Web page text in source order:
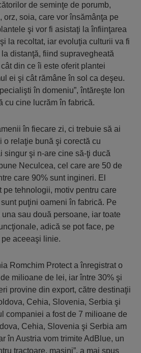
de seminţe de porumb,
orz, soia, care vor însămânţa pe
şi vor fi asistaţi la înfiinţarea
la recoltat, iar evoluţia culturii va fi
distanţă, fiind supravegheată
din ce îi este oferit plantei
ei şi cât rămâne în sol ca deşeu.
în domeniu”, întăreşte Ion
cu cine lucrăm în fabrică.
în fiecare zi, ci trebuie să ai
o relaţie bună şi corectă cu
singur şi n-are cine să-ţi ducă
Neculcea, cel care are 50 de
care 90% sunt ingineri. El
pe tehnologii, motiv pentru care
puţini oameni în fabrică. Pe
sau două persoane, iar toate
adică se pot face, pe
aceeaşi linie.
Romchim Protect a înregistrat o
milioane de lei, iar între 30% şi
provine din export, către destinaţii
Cehia, Slovenia, Serbia şi
companiei a fost de 7 mili­oane de
Cehia, Slovenia şi Serbia am
în Austria vom trimite AdBlue, un
tractoare, maşini”, a mai spus